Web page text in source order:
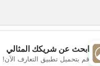
ابحث عن شريكك المثالي
قم بتحميل تطبيق التعارف الآن!